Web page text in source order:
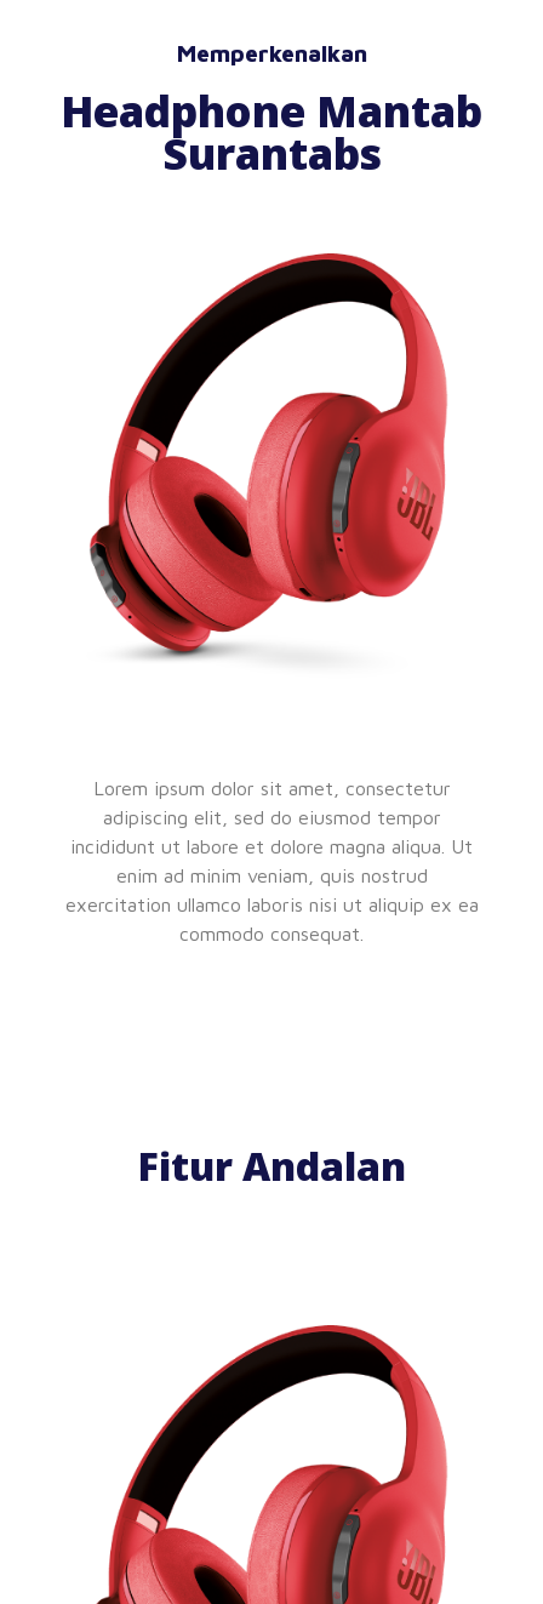
Memperkenalkan
Headphone Mantab
Surantabs
Lorem ipsum dolor sit amet, consectetur
adipiscing elit, sed do eiusmod tempor
incididunt ut labore et dolore magna aliqua. Ut
enim ad minim veniam, quis nostrud
exercitation ullamco laboris nisi ut aliquip ex ea
commodo consequat.
Fitur Andalan